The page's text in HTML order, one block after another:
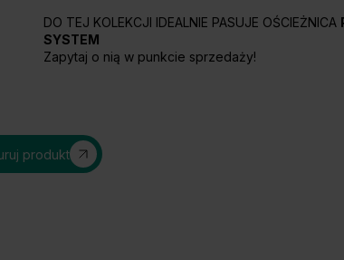
DO TEJ KOLEKCJI IDEALNIE PASUJE OŚCIEŻNICA
SYSTEM
Zapytaj o nią w punkcie sprzedaży!
produkt